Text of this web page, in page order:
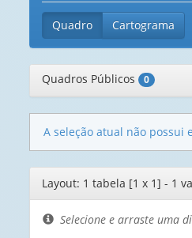
Quadro Cartograma
Quadros Públicos 0
A seleção atual não possui
Editor
de
layout
Layout: 1 tabela [1 x 1] - 1
Selecione e arraste uma